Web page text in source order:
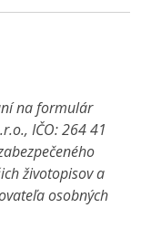
na formulár
IČO: 264 41
životopisov a
osobných